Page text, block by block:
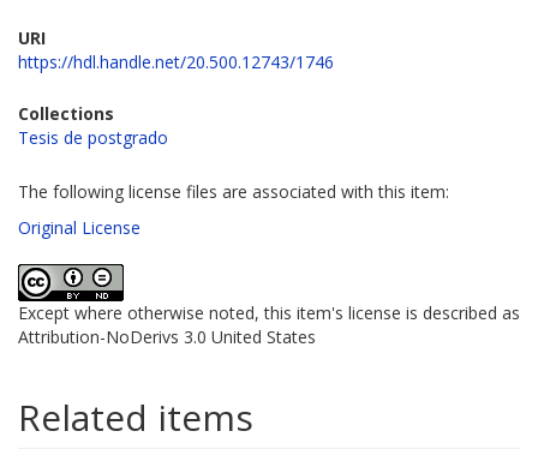
URI
https://hdl.handle.net/20.500.12743/1746
Collections
Tesis de postgrado
The following license files are associated with this item:
Original License
Except where otherwise noted, this item's license is described as
Attribution-NoDerivs 3.0 United States
Related items